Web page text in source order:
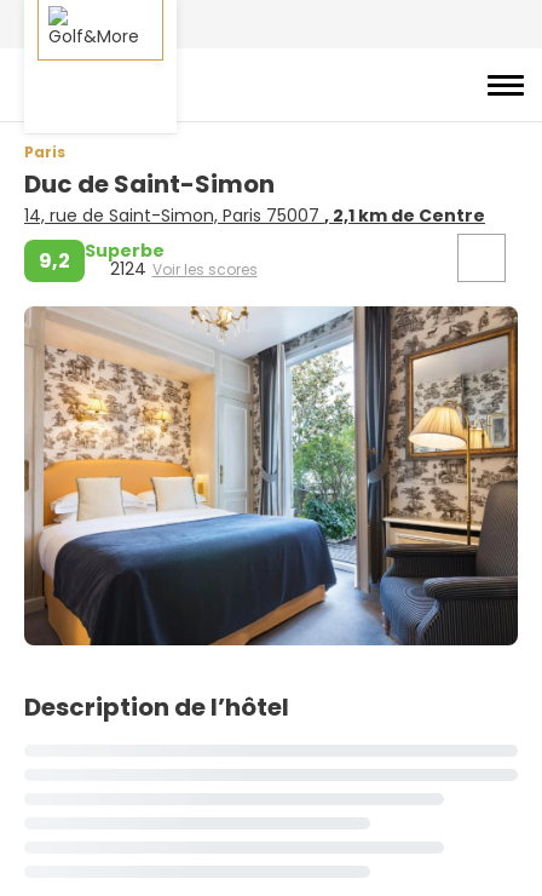
Paris
Duc de Saint-Simon
14, rue de Saint-Simon, Paris 75007 , 2,1 km de Centre
9,2 Superbe
2124 Voir les scores
Description de l’hôtel